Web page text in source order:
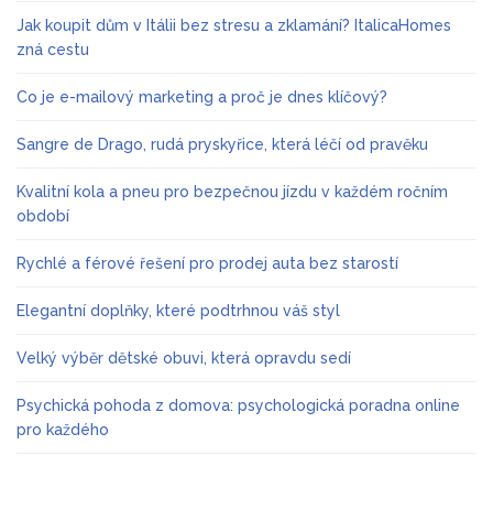
Jak koupit dům v Itálii bez stresu a zklamání? ItalicaHomes
zná cestu
Co je e-mailový marketing a proč je dnes klíčový?
Sangre de Drago, rudá pryskyřice, která léčí od pravěku
Kvalitní kola a pneu pro bezpečnou jízdu v každém ročním
období
Rychlé a férové řešení pro prodej auta bez starostí
Elegantní doplňky, které podtrhnou váš styl
Velký výběr dětské obuvi, která opravdu sedí
Psychická pohoda z domova: psychologická poradna online
pro každého